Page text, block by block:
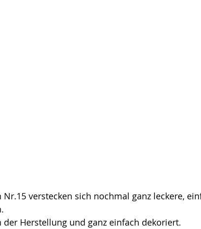
Nr.15 verstecken sich nochmal ganz leckere,
der Herstellung und ganz einfach dekoriert.